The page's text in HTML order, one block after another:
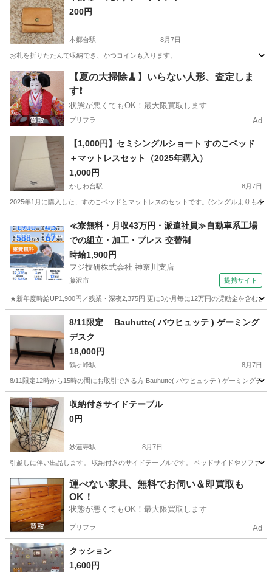
200円
本郷台駅 8月7日
お札を折りたたんで収納でき、かつコインも入ります。
神奈川 本郷台駅 家具 お札
【夏の大掃除🧹】いらない人形、査定しま
す❗️
状態が悪くてもOK！最大限買取します
プリフラ Ad
【1,000円】セミシングルショート すのこベッド
＋マットレスセット（2025年購入）
1,000円
かしわ台駅 8月7日
2025年1月に購入した、すのこベッドとマットレスのセットです。(シングルよりも小
かしわ台駅 ベッド
≪寮無料・月収43万円・派遣社員≫自動車系工場
での組立・加工・プレス 交替制
時給1,900円
フジ技研株式会社 神奈川支店
藤沢市 提携サイト
★新年度時給UP1,900円／残業・深夜2,375円 更に3か月毎に12万円の奨励金を含む
神奈川 藤沢市 その他
8/11限定 Bauhutte( バウヒュッテ ) ゲーミング
デスク
18,000円
鶴ヶ峰駅 8月7日
8/11限定12時から15時の間にお取引できる方 Bauhutte( バウヒュッテ ) ゲーミングデ
神奈川 横浜市 鶴ヶ峰駅 テーブル
収納付きサイドテーブル
0円
妙蓮寺駅 8月7日
引越しに伴い出品します。 収納付きのサイドテーブルです。 ベッドサイドやソファ
神奈川 横浜市 妙蓮寺駅 収納家具
運べない家具、無料でお伺い＆即買取も
OK！
状態が悪くてもOK！最大限買取します
プリフラ Ad
クッション
1,600円